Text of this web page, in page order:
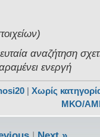
αναζήτηση
ενεργή
|Χωρίς
ΜΚΟ/